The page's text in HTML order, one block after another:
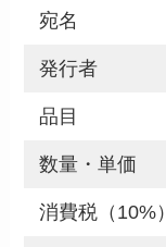
宛名
発行者
品目
数量・単価
消費税（10%）